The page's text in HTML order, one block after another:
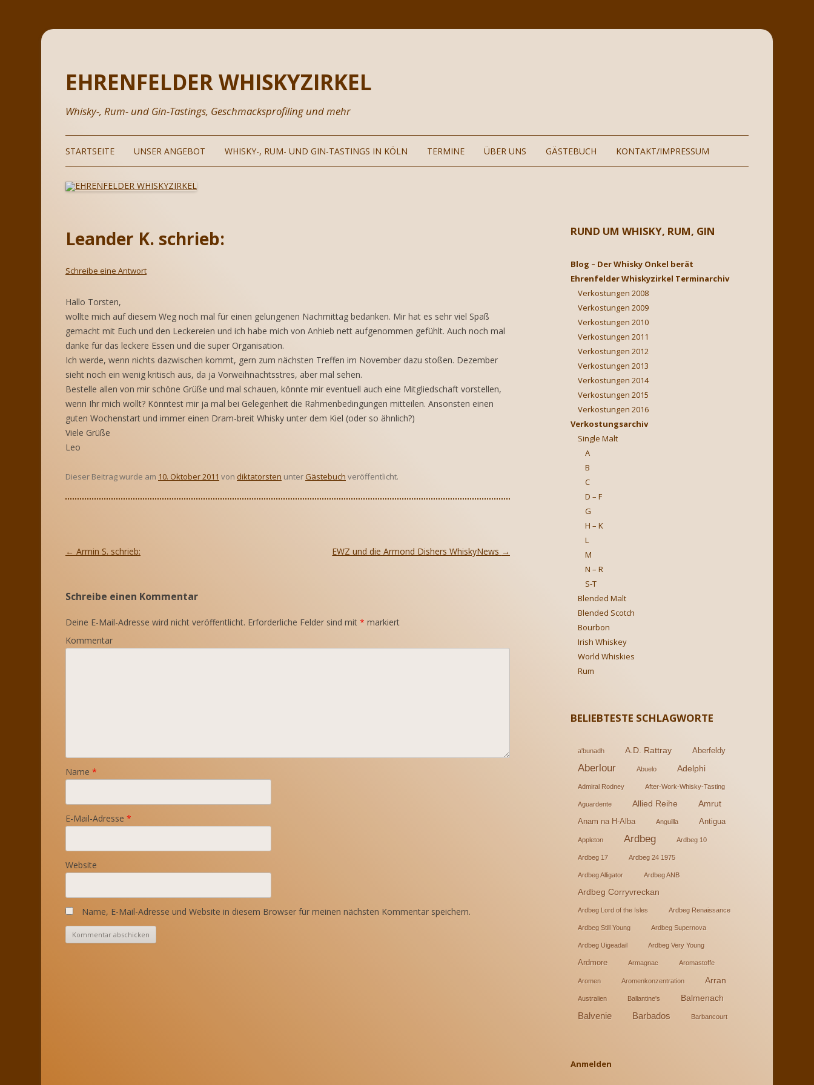
EHRENFELDER WHISKYZIRKEL
Whisky-, Rum- und Gin-Tastings, Geschmacksprofiling und mehr
Zum
Inhalt
springen
STARTSEITE UNSER ANGEBOT
GASTREDNERN
SAMMLUNGEN
EINE SAMMLUNG SCHÄTZEN
LASSEN
EINE SAMMLUNG AUFBAUEN
TAUSCHBÖRSE
WHISKY-, RUM- UND GIN-TASTINGS IN KÖLN TERMINE ÜBER UNS GÄSTEBUCH KONTAKT/IMPRESSUM
Leander K. schrieb:
Schreibe eine Antwort
Hallo Torsten,
wollte mich auf diesem Weg noch mal für einen gelungenen Nachmittag bedanken. Mir hat es sehr viel Spaß
gemacht mit Euch und den Leckereien und ich habe mich von Anhieb nett aufgenommen gefühlt. Auch noch mal
danke für das leckere Essen und die super Organisation.
Ich werde, wenn nichts dazwischen kommt, gern zum nächsten Treffen im November dazu stoßen. Dezember
sieht noch ein wenig kritisch aus, da ja Vorweihnachtsstres, aber mal sehen.
Bestelle allen von mir schöne Grüße und mal schauen, könnte mir eventuell auch eine Mitgliedschaft vorstellen,
wenn Ihr mich wollt? Könntest mir ja mal bei Gelegenheit die Rahmenbedingungen mitteilen. Ansonsten einen
guten Wochenstart und immer einen Dram-breit Whisky unter dem Kiel (oder so ähnlich?)
Viele Grüße
Leo
Dieser Beitrag wurde am 10. Oktober 2011 von diktatorsten unter Gästebuch veröffentlicht.
Beitrags-
← Armin S. schrieb: EWZ und die Armond Dishers WhiskyNews →
Schreibe einen Kommentar
Deine E-Mail-Adresse wird nicht veröffentlicht. Erforderliche Felder sind mit * markiert
Kommentar
Name *
E-Mail-Adresse *
Website
Name, E-Mail-Adresse und Website in diesem Browser für meinen nächsten Kommentar speichern.
RUND UM WHISKY, RUM, GIN
Blog – Der Whisky Onkel berät
Ehrenfelder Whiskyzirkel Terminarchiv
Verkostungen 2008
Verkostungen 2009
Verkostungen 2010
Verkostungen 2011
Verkostungen 2012
Verkostungen 2013
Verkostungen 2014
Verkostungen 2015
Verkostungen 2016
Verkostungsarchiv
Single Malt
A
B
C
D – F
G
H – K
L
M
N – R
S-T
Blended Malt
Blended Scotch
Bourbon
Irish Whiskey
World Whiskies
Rum
BELIEBTESTE SCHLAGWORTE
a'bunadh A.D. Rattray Aberfeldy
Aberlour Abuelo Adelphi
Admiral Rodney After-Work-Whisky-Tasting
Aguardente Allied Reihe Amrut
Anam na H-Alba Anguilla Antigua
Appleton Ardbeg Ardbeg 10
Ardbeg 17 Ardbeg 24 1975
Ardbeg Alligator Ardbeg ANB
Ardbeg Corryvreckan
Ardbeg Lord of the Isles Ardbeg Renaissance
Ardbeg Still Young Ardbeg Supernova
Ardbeg Uigeadail Ardbeg Very Young
Ardmore Armagnac Aromastoffe
Aromen Aromenkonzentration Arran
Australien Ballantine's Balmenach
Balvenie Barbados Barbancourt
Anmelden